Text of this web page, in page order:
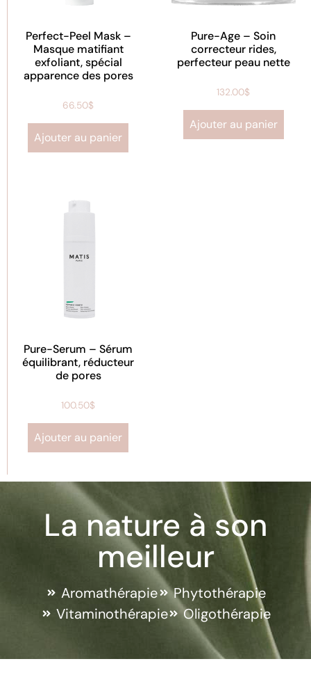
Perfect-Peel Mask –
Masque matifiant
exfoliant, spécial
apparence des pores
66.50$
Ajouter au panier
Pure-Age – Soin
correcteur rides,
perfecteur peau nette
132.00$
Ajouter au panier
Pure-Serum – Sérum
équilibrant, réducteur
de pores
100.50$
Ajouter au panier
La nature à son
meilleur
Aromathérapie
Phytothérapie
Vitaminothérapie
Oligothérapie